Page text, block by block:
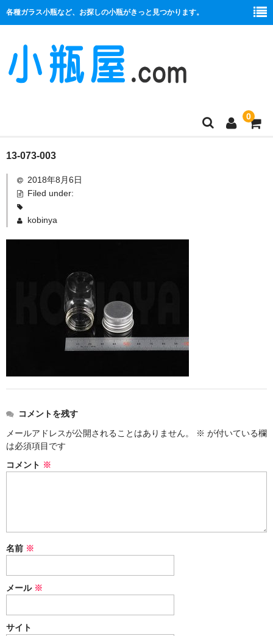
各種ガラス小瓶など、お探しの小瓶がきっと見つかります。
0
商品一覧
絞り口
セット
ふた付き
単品
パーツ
アウトレット
13-073-003
2018年8月6日
Filed under:
kobinya
コメントを残す
メールアドレスが公開されることはありません。
※ が付いている欄
は必須項目です
コメント ※
名前 ※
メール ※
サイト